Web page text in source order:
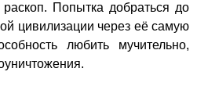
Попытка добраться до
цивилизации через её самую
любить мучительно,